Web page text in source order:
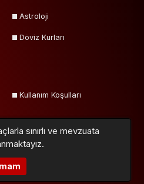
Astroloji
Döviz Kurları
Kullanım Koşulları
Gündem
sınırlı ve mevzuata